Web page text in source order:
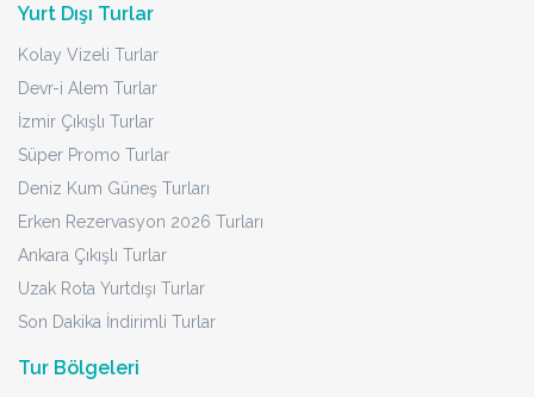
Yurt Dışı Turlar
Kolay Vizeli Turlar
Devr-i Alem Turlar
İzmir Çıkışlı Turlar
Süper Promo Turlar
Deniz Kum Güneş Turları
Erken Rezervasyon 2026 Turları
Ankara Çıkışlı Turlar
Uzak Rota Yurtdışı Turlar
Son Dakika İndirimli Turlar
Tur Bölgeleri